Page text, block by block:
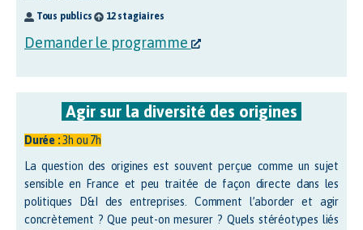
Tous publics
12 stagiaires
Demander le programme
Agir sur la diversité des origines
Durée :3h ou 7h
La question des origines est souvent perçue comme un sujet
sensible en France et peu traitée de façon directe dans les
politiques D&I des entreprises. Comment l’aborder et agir
concrètement ? Que peut-on mesurer ? Quels stéréotypes liés